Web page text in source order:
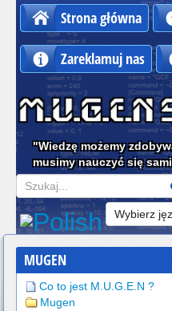
Strona główna
Zareklamuj nas
"Wiedzę możemy
musimy nauczyć się
Szukaj
MUGEN
Co to jest M.U.G.E.N ?
Mugen